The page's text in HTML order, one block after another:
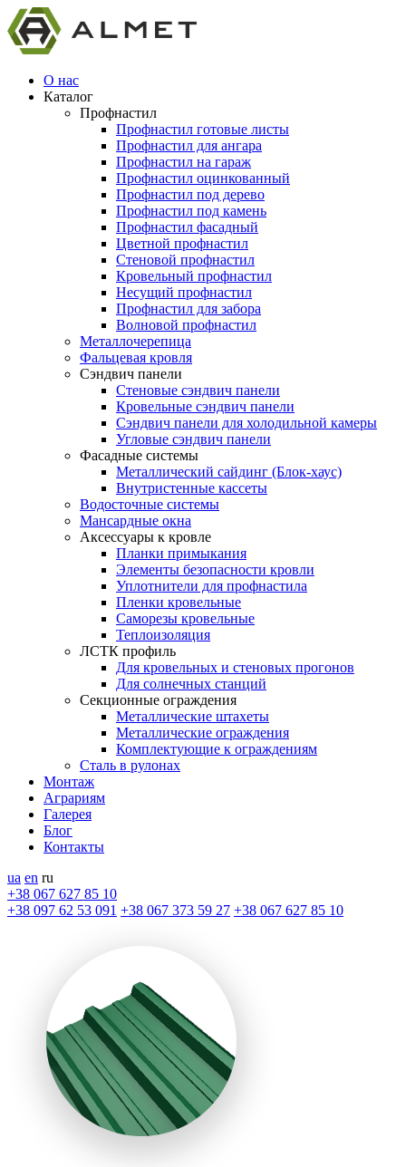
О нас
Каталог
Профнастил
Профнастил готовые листы
Профнастил для ангара
Профнастил на гараж
Профнастил оцинкованный
Профнастил под дерево
Профнастил под камень
Профнастил фасадный
Цветной профнастил
Стеновой профнастил
Кровельный профнастил
Несущий профнастил
Профнастил для забора
Волновой профнастил
Металлочерепица
Фальцевая кровля
Сэндвич панели
Стеновые сэндвич панели
Кровельные сэндвич панели
Сэндвич панели для холодильной камеры
Угловые сэндвич панели
Фасадные системы
Металлический сайдинг (Блок-хаус)
Внутристенные кассеты
Водосточные системы
Мансардные окна
Аксессуары к кровле
Планки примыкания
Элементы безопасности кровли
Уплотнители для профнастила
Пленки кровельные
Саморезы кровельные
Теплоизоляция
ЛСТК профиль
Для кровельных и стеновых прогонов
Для солнечных станций
Секционные ограждения
Металлические штахеты
Металлические ограждения
Комплектующие к ограждениям
Сталь в рулонах
Монтаж
Аграриям
Галерея
Блог
Контакты
ua en ru
+38 067 627 85 10
+38 097 62 53 091 +38 067 373 59 27 +38 067 627 85 10